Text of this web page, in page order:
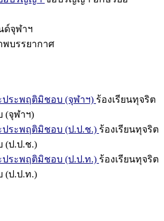
ด์จุฬาฯ
พบรรยากาศ
ประพฤติมิชอบ (จุฬาฯ) ร้องเรียนทุจริต
(จุฬาฯ)
ประพฤติมิชอบ (ป.ป.ช.) ร้องเรียนทุจริต
(ป.ป.ช.)
ประพฤติมิชอบ (ป.ป.ท.) ร้องเรียนทุจริต
(ป.ป.ท.)